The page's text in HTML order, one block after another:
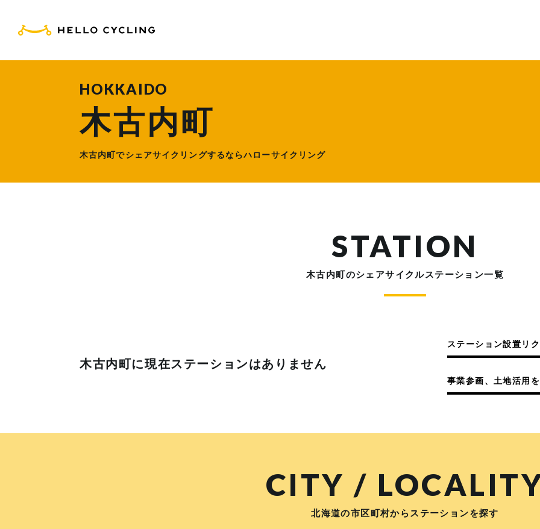
HOKKAIDO
木古内町
木古内町でシェアサイクリングするならハローサイクリング
STATION
木古内町のシェアサイクルステーション一覧
木古内町に現在ステーションはありません
ステーション設置リ
事業参画、土地活用
CITY /
北海道の市区町村からステーションを探す